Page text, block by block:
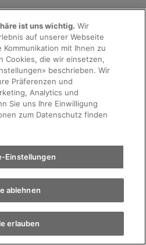
bei Occasionen
finden
ist uns wichtig. Wir
auf unserer Webseite
mit Ihnen zu
Cookies, die wir einsetzen,
beschrieben. Wir
Präferenzen und
Analytics und
Sie uns Ihre Einwilligung
zum Datenschutz finden
Einstellungen
ablehnen
erlauben